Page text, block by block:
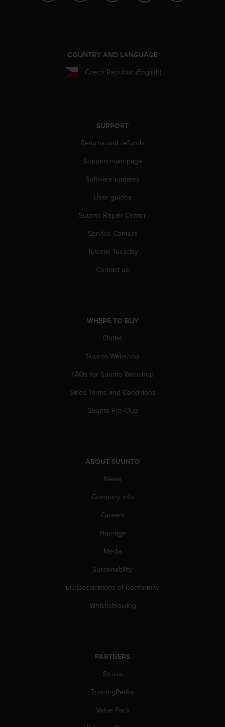
COUNTRY AND LANGUAGE
Czech Republic (English)
SUPPORT
Returns and refunds
Support main page
Software updates
User guides
Suunto Repair Center
Service Centers
Tutorial Tuesday
Contact us
WHERE TO BUY
Outlet
Suunto Webshop
FAQs for Suunto Webshop
Sales Terms and Conditions
Suunto Pro Club
ABOUT SUUNTO
News
Company info
Careers
Heritage
Media
Sustainability
EU Declarations of Conformity
Whistleblowing
PARTNERS
Strava
TrainingPeaks
Value Pack